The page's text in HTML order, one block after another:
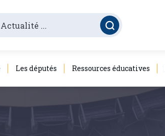
Les députés Ressources éducatives